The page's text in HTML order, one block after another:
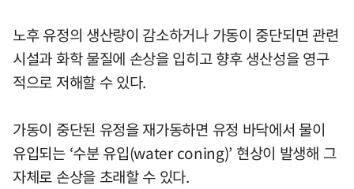
노후 유정의 생산량이 감소하거나 가동이 중단되면 관련
시설과 화학 물질에 손상을 입히고 향후 생산성을 영구
적으로 저해할 수 있다.
가동이 중단된 유정을 재가동하면 유정 바닥에서 물이
유입되는 ‘수분 유입(water coning)’ 현상이 발생해 그
자체로 손상을 초래할 수 있다.